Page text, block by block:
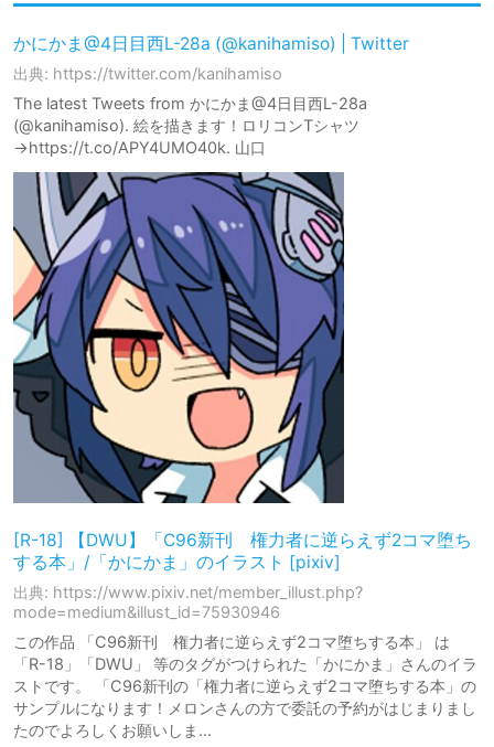
かにかま@4日目西L-28a (@kanihamiso) | Twitter
出典: https://twitter.com/kanihamiso
The latest Tweets from かにかま@4日目西L-28a
(@kanihamiso). 絵を描きます！ロリコンTシャツ
→https://t.co/APY4UMO40k. 山口
[R-18] 【DWU】「C96新刊 権力者に逆らえず2コマ堕ち
する本」/「かにかま」のイラスト [pixiv]
出典: https://www.pixiv.net/member_illust.php?
mode=medium&illust_id=75930946
この作品 「C96新刊 権力者に逆らえず2コマ堕ちする本」 は
「R-18」「DWU」 等のタグがつけられた「かにかま」さんのイラ
ストです。 「C96新刊の「権力者に逆らえず2コマ堕ちする本」の
サンプルになります！メロンさんの方で委託の予約がはじまりまし
たのでよろしくお願いしま…